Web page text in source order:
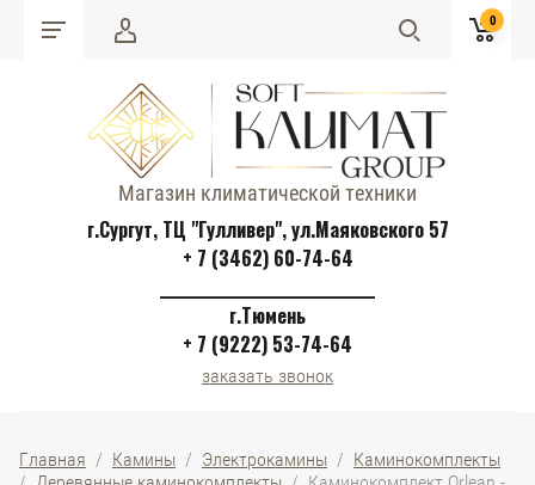
0
Магазин климатической техники
г.Сургут, ТЦ "Гулливер", ул.Маяковского 57
+ 7 (3462) 60-74-64
г.Тюмень
+ 7 (9222) 53-74-64
заказать звонок
Главная
  /
Камины
  /
Электрокамины
  /
Каминокомплекты